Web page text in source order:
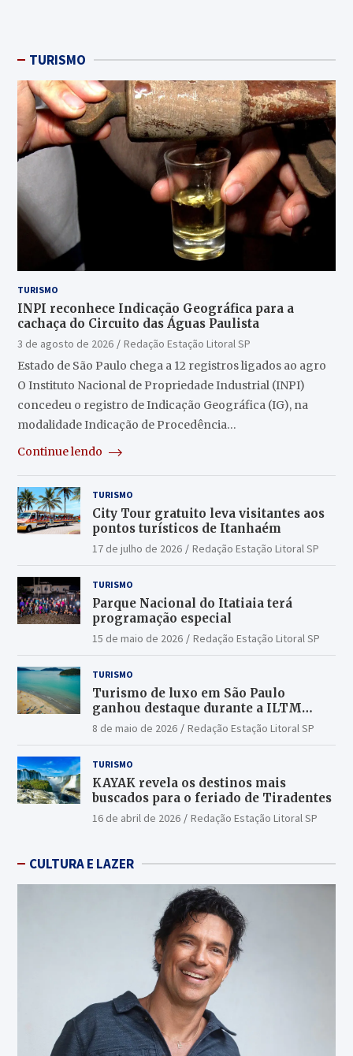
TURISMO
TURISMO
INPI reconhece Indicação Geográfica para a
cachaça do Circuito das Águas Paulista
3 de agosto de 2026
Redação Estação Litoral SP
Estado de São Paulo chega a 12 registros ligados ao agro
O Instituto Nacional de Propriedade Industrial (INPI)
concedeu o registro de Indicação Geográfica (IG), na
modalidade Indicação de Procedência…
Continue lendo
TURISMO
City Tour gratuito leva visitantes aos
pontos turísticos de Itanhaém
17 de julho de 2026 Redação Estação Litoral SP
TURISMO
Parque Nacional do Itatiaia terá
programação especial
15 de maio de 2026 Redação Estação Litoral SP
TURISMO
Turismo de luxo em São Paulo
ganhou destaque durante a ILTM
Latin America 2026
8 de maio de 2026 Redação Estação Litoral SP
TURISMO
KAYAK revela os destinos mais
buscados para o feriado de Tiradentes
16 de abril de 2026 Redação Estação Litoral SP
CULTURA E LAZER